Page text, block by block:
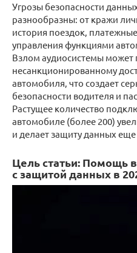
Угрозы безопасности
разнообразны: от кражи
история поездок,
управления функциями
Взлом аудиосистемы может
несанкционированному
автомобиля, что создает
безопасности водителя и
Растущее количество
автомобиле (более 200)
и делает защиту данных
Цель статьи: Помощь
с защитой данных в